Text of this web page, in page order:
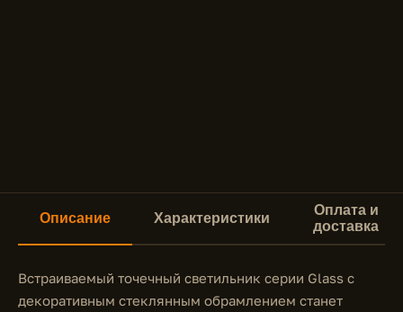
Описание Характеристики
Оплата и
доставка
Встраиваемый точечный светильник серии Glass с
декоративным стеклянным обрамлением станет